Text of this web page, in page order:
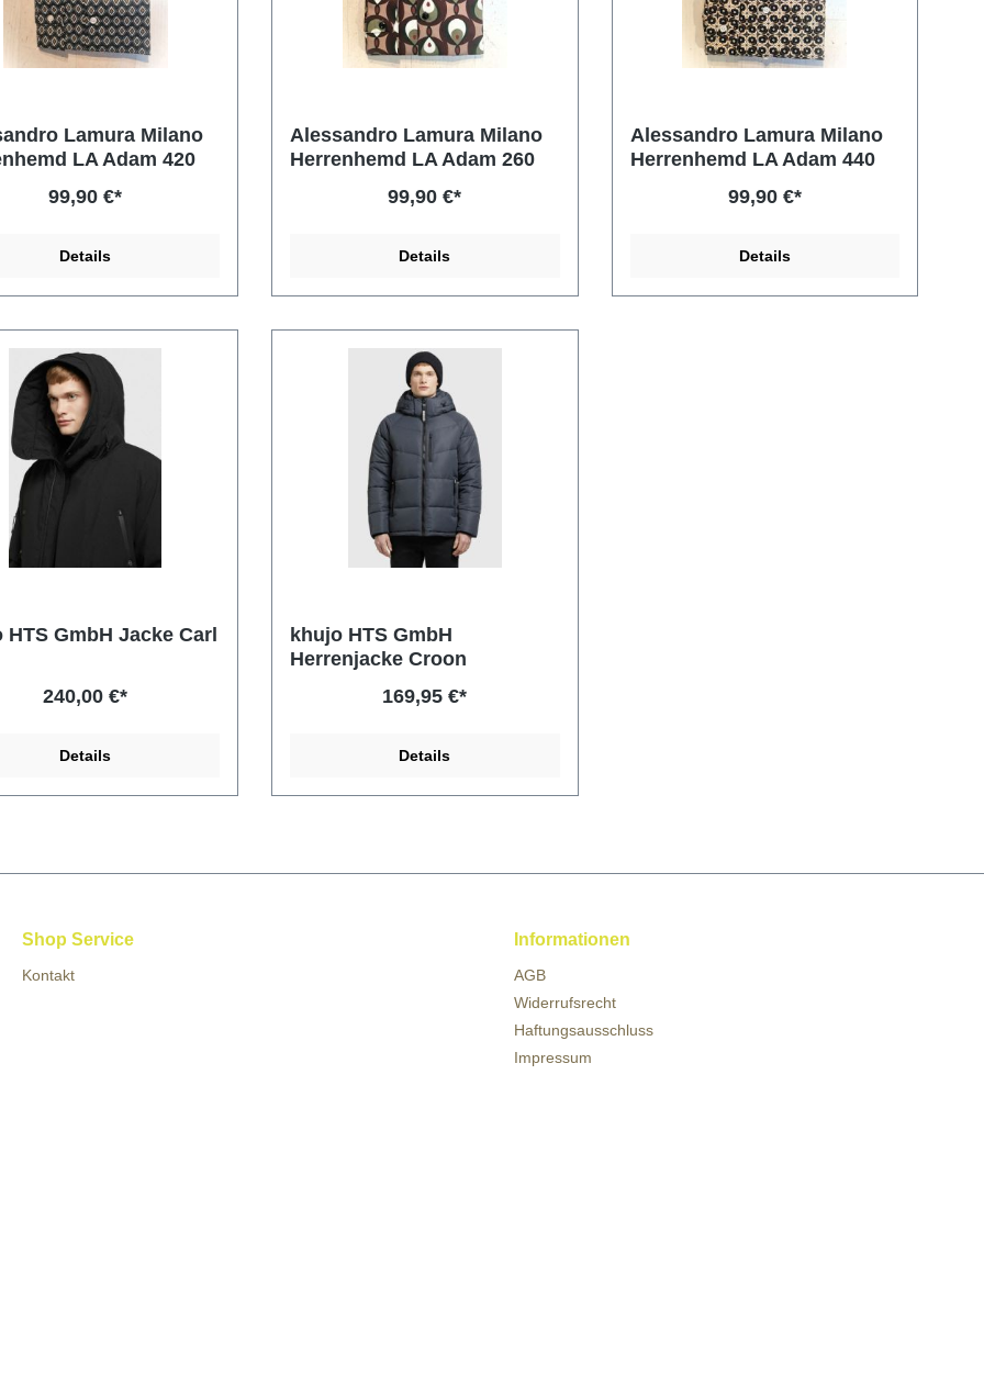
Lamura Milano
LA Adam 420
99,90 €*
Details
Alessandro Lamura Milano
Herrenhemd LA Adam 260
99,90 €*
Details
Alessandro Lamura Milano
Herrenhemd LA Adam 440
99,90 €*
Details
HTS GmbH Jacke Carl
240,00 €*
Details
khujo HTS GmbH
Herrenjacke Croon
169,95 €*
Details
Shop Service
Kontakt
Informationen
AGB
Widerrufsrecht
Haftungsausschluss
Impressum